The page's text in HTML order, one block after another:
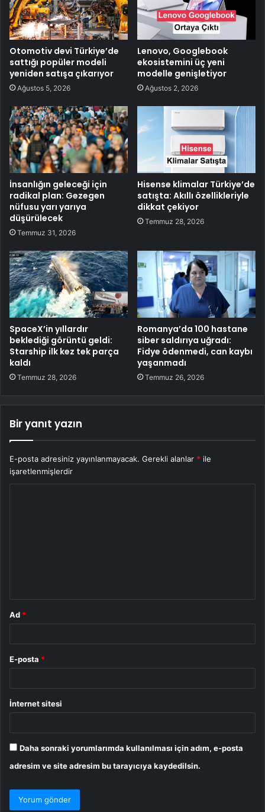
Otomotiv devi Türkiye’de
sattığı popüler modeli
yeniden satışa çıkarıyor
Ağustos 5, 2026
Lenovo, Googlebook
ekosistemini üç yeni
modelle genişletiyor
Ağustos 2, 2026
İnsanlığın geleceği için
radikal plan: Gezegen
nüfusu yarı yarıya
düşürülecek
Temmuz 31, 2026
Hisense klimalar Türkiye’de
satışta: Akıllı özellikleriyle
dikkat çekiyor
Temmuz 28, 2026
SpaceX’in yıllardır
beklediği görüntü geldi:
Starship ilk kez tek parça
kaldı
Temmuz 28, 2026
Romanya’da 100 hastane
siber saldırıya uğradı:
Fidye ödenmedi, can kaybı
yaşanmadı
Temmuz 26, 2026
Bir yanıt yazın
E-posta adresiniz yayınlanmayacak. Gerekli alanlar * ile
işaretlenmişlerdir
Ad *
E-posta *
İnternet sitesi
Daha sonraki yorumlarımda kullanılması için adım, e-posta
adresim ve site adresim bu tarayıcıya kaydedilsin.